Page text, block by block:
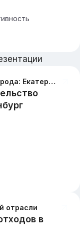
градостроительство Уральского города: Екатеринбург
отрасли